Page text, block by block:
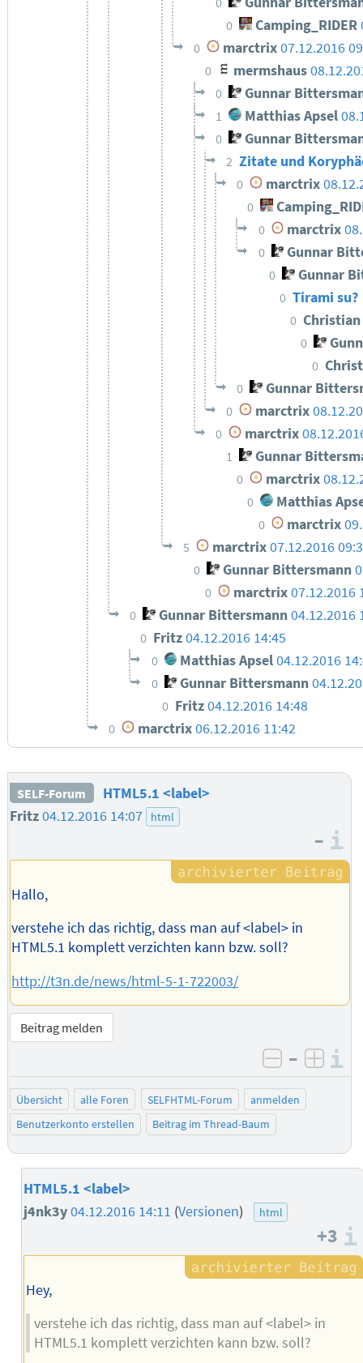
0 Camping_RIDER
0 marctrix07.12.2016
0 mermshaus
0 Gunnar
1 Matthias Apsel
0 Gunnar
2 Zitate und
0 marctrix
0
0 marctrix
0 Gunnar
0 Gunnar
0 Tirami su?
0
0
0
0 Gunnar
0 marctrix
0 marctrix
1 Gunnar
0 marctrix
0 Matthias
0 marctrix
5 marctrix07.12.2016
0 Gunnar Bittersmann
0 marctrix07.12.2016
0 Gunnar Bittersmann04.12.2016
0 Fritz04.12.2016 14:45
0 Matthias Apsel04.12.2016
0 Gunnar Bittersmann
0 Fritz04.12.2016 14:48
0 marctrix 06.12.2016 11:42
SELF-Forum
HTML5.1 <label>
Fritz04.12.2016 14:07 html
–
Hallo,
verstehe ich das richtig, dass man auf <label> in
HTML5.1 komplett verzichten kann bzw. soll?
http://t3n.de/news/html-5-1-722003/
Beitrag melden
negativ
–
Übersicht alle Foren SELFHTML-Forum
anmelden
Benutzerkonto erstellen
Beitrag im Thread-Baum
HTML5.1 <label>
j4nk3y04.12.2016 14:11 (Versionen) html
+3
Hey,
verstehe ich das richtig, dass man auf <label> in
HTML5.1 komplett verzichten kann bzw. soll?